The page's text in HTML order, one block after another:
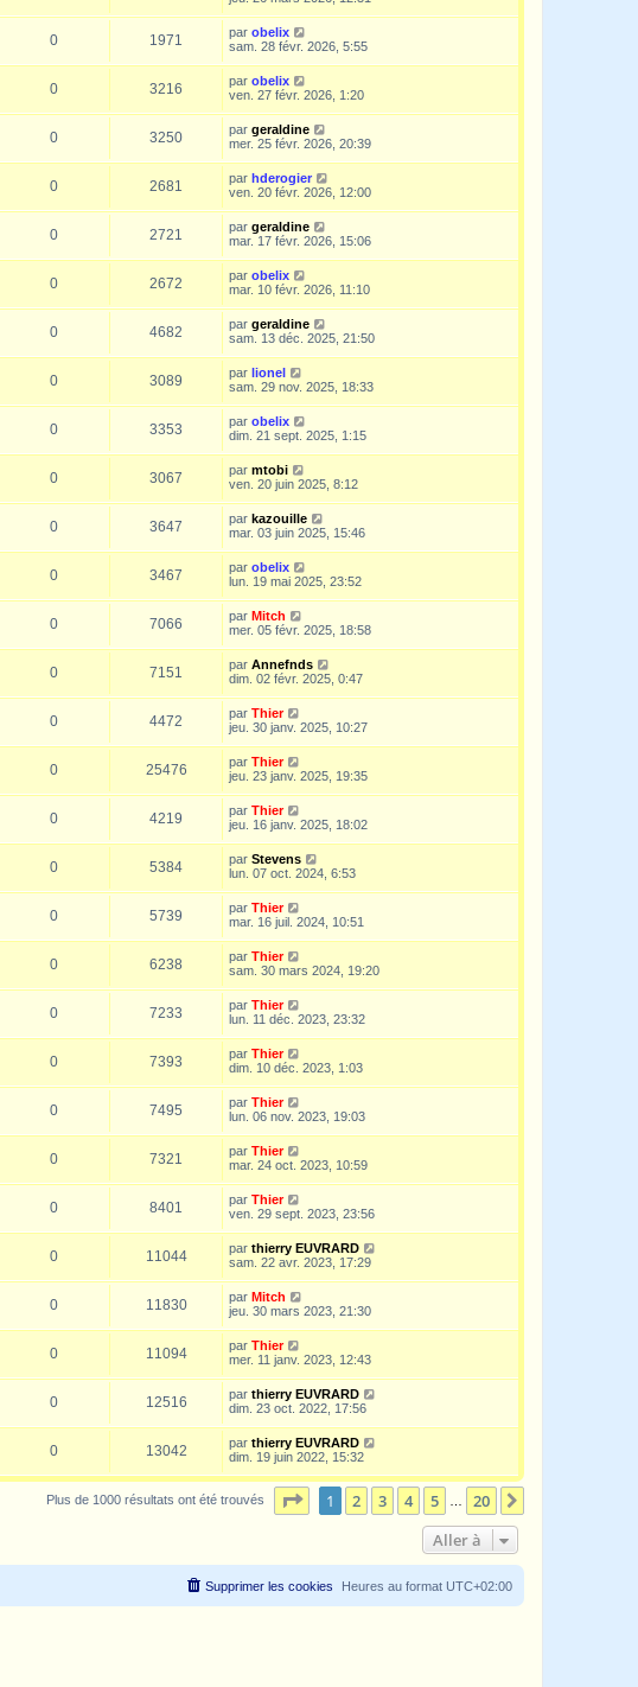
0 1971 par obelix
sam. 28 févr. 2026, 5:55
0 3216 par obelix
ven. 27 févr. 2026, 1:20
0 3250 par geraldine
mer. 25 févr. 2026, 20:39
0 2681 par hderogier
ven. 20 févr. 2026, 12:00
0 2721 par geraldine
mar. 17 févr. 2026, 15:06
0 2672 par obelix
mar. 10 févr. 2026, 11:10
0 4682 par geraldine
sam. 13 déc. 2025, 21:50
0 3089 par lionel
sam. 29 nov. 2025, 18:33
0 3353 par obelix
dim. 21 sept. 2025, 1:15
0 3067 par mtobi
ven. 20 juin 2025, 8:12
0 3647 par kazouille
mar. 03 juin 2025, 15:46
0 3467 par obelix
lun. 19 mai 2025, 23:52
0 7066 par Mitch
mer. 05 févr. 2025, 18:58
0 7151 par Annefnds
dim. 02 févr. 2025, 0:47
0 4472 par Thier
jeu. 30 janv. 2025, 10:27
0 25476 par Thier
jeu. 23 janv. 2025, 19:35
0 4219 par Thier
jeu. 16 janv. 2025, 18:02
0 5384 par Stevens
lun. 07 oct. 2024, 6:53
0 5739 par Thier
mar. 16 juil. 2024, 10:51
0 6238 par Thier
sam. 30 mars 2024, 19:20
0 7233 par Thier
lun. 11 déc. 2023, 23:32
0 7393 par Thier
dim. 10 déc. 2023, 1:03
0 7495 par Thier
lun. 06 nov. 2023, 19:03
0 7321 par Thier
mar. 24 oct. 2023, 10:59
0 8401 par Thier
ven. 29 sept. 2023, 23:56
0 11044 par thierry EUVRARD
sam. 22 avr. 2023, 17:29
0 11830 par Mitch
jeu. 30 mars 2023, 21:30
0 11094 par Thier
mer. 11 janv. 2023, 12:43
0 12516 par thierry EUVRARD
dim. 23 oct. 2022, 17:56
0 13042 par thierry EUVRARD
dim. 19 juin 2022, 15:32
Plus de 1000 résultats ont été trouvés Page sur20
1 2 3 4 5 20
Aller à
Heures au format UTC+02:00
Supprimer les cookies